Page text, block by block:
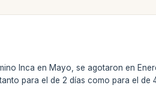
Inca en Mayo, se agotaron en
para el de 2 días como para el de